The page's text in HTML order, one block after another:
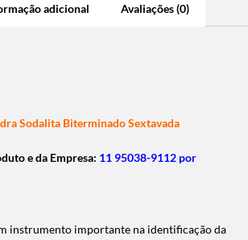
adicional Avaliações (0)
Sodalita Biterminado Sextavada
e da Empresa: 11 95038-9112 por
instrumento importante na identificação da